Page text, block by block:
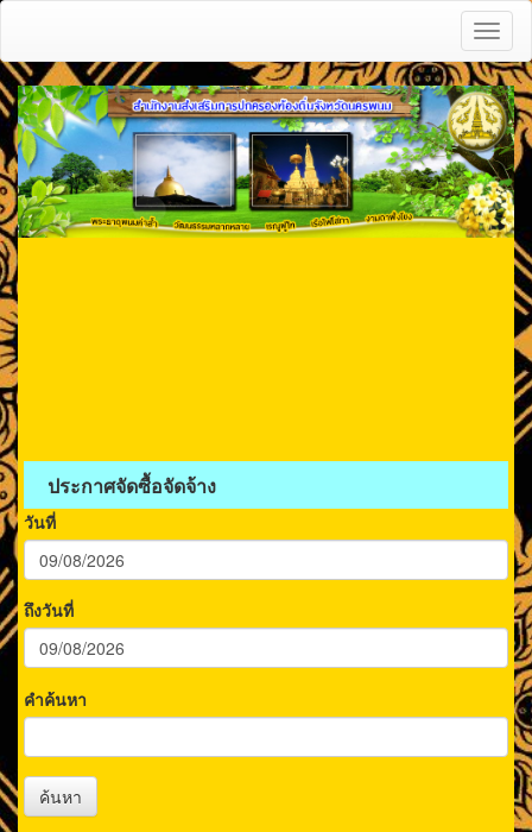
ประกาศจัดซื้อจัดจ้าง
วันที่
ถึงวันที่
คำค้นหา
ค้นหา